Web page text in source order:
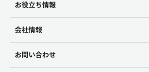
お役立ち情報
会社情報
お問い合わせ